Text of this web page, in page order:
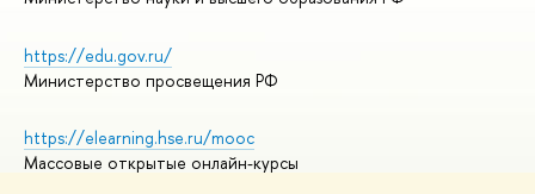
https://edu.gov.ru/
Министерство просвещения РФ
https://elearning.hse.ru/mooc
Массовые открытые онлайн-курсы